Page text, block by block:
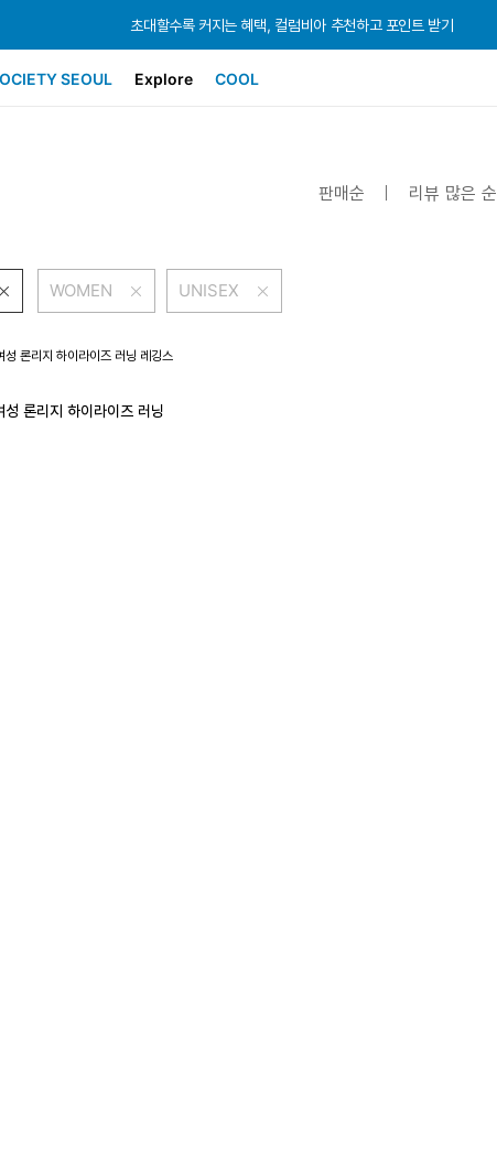
초대할수록 커지는 혜택, 컬럼비아 추천하고 포인트 받기
초대할수록 커지는 혜택, 컬럼비아 추천하고 포인트 받기
초대할수록 커지는 혜택, 컬럼비아 추천하고 포인트 받기
SEOUL Explore COOL
판매순 리뷰 많은 순
WOMEN UNISEX
론리지 하이라이즈 러닝